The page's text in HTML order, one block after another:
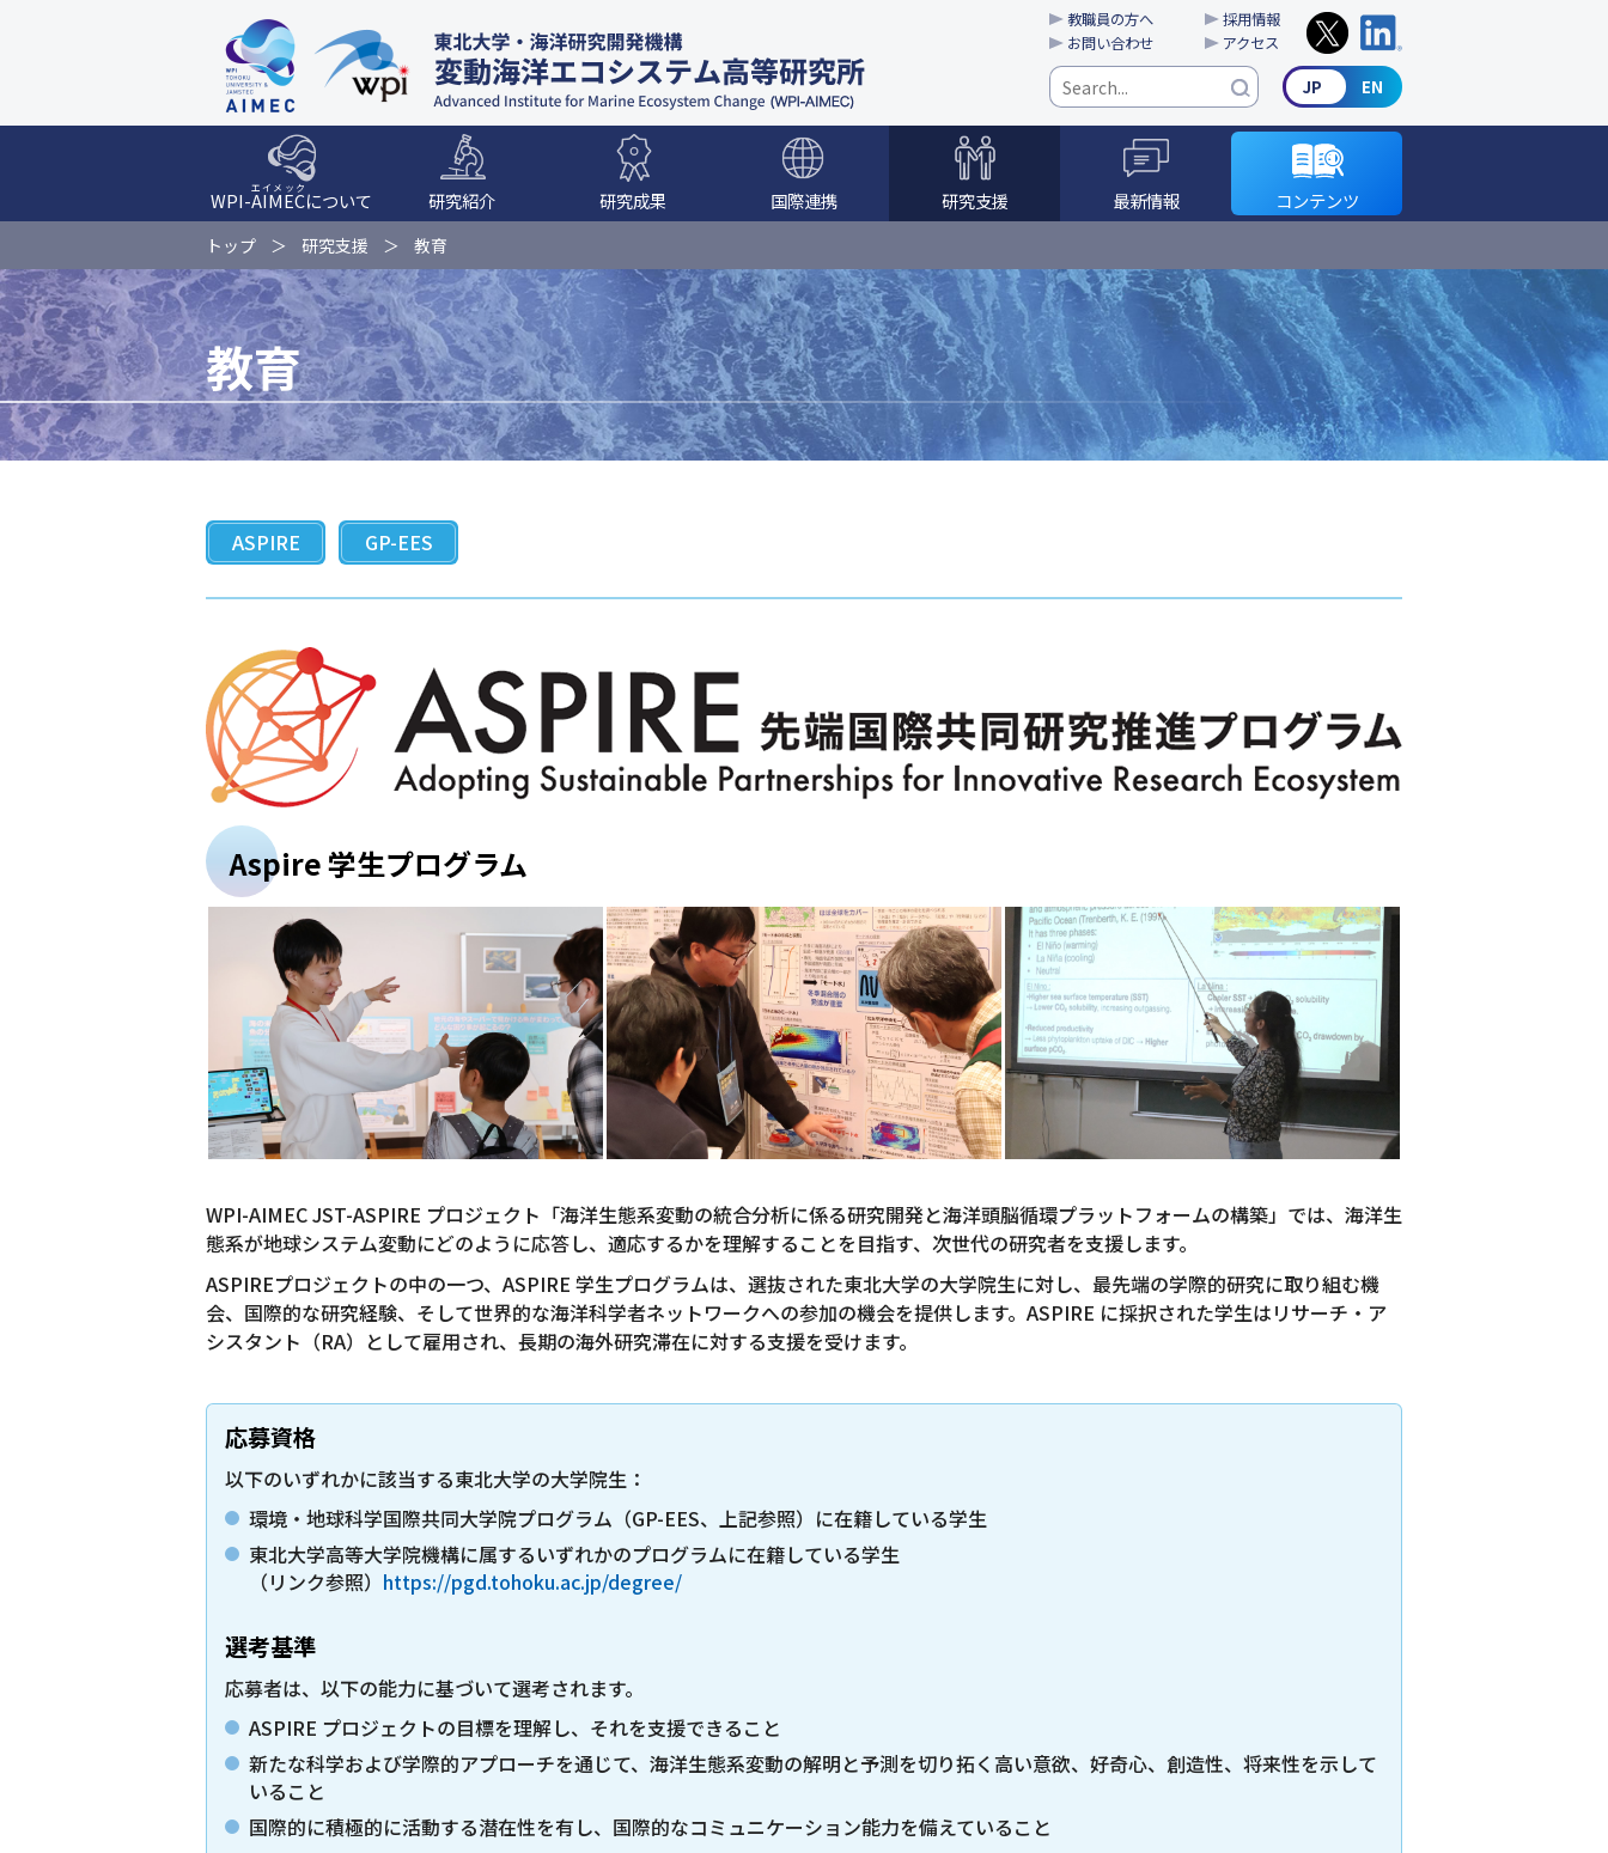
WPI-AIMEC
エイメック
について 研究紹介 研究成果 国際連携 研究支援 最新情報 コンテンツ
教職員の方へ
採用情報
お問い合わせ
アクセス
トップ 研究支援 教育
教育
ASPIRE GP-EES
Aspire 学生プログラム
WPI-AIMEC JST-ASPIRE プロジェクト「海洋生態系変動の統合分析に係る研究開発と海洋頭脳循環プラットフォームの構築」では、海洋生
態系が地球システム変動にどのように応答し、適応するかを理解することを目指す、次世代の研究者を支援します。
ASPIREプロジェクトの中の一つ、ASPIRE 学生プログラムは、選抜された東北大学の大学院生に対し、最先端の学際的研究に取り組む機
会、国際的な研究経験、そして世界的な海洋科学者ネットワークへの参加の機会を提供します。ASPIRE に採択された学生はリサーチ・ア
シスタント（RA）として雇用され、長期の海外研究滞在に対する支援を受けます。
応募資格
以下のいずれかに該当する東北大学の大学院生：
環境・地球科学国際共同大学院プログラム（GP-EES、上記参照）に在籍している学生
東北大学高等大学院機構に属するいずれかのプログラムに在籍している学生
（リンク参照） https://pgd.tohoku.ac.jp/degree/
選考基準
応募者は、以下の能力に基づいて選考されます。
ASPIRE プロジェクトの目標を理解し、それを支援できること
新たな科学および学際的アプローチを通じて、海洋生態系変動の解明と予測を切り拓く高い意欲、好奇心、創造性、将来性を示して
いること
国際的に積極的に活動する潜在性を有し、国際的なコミュニケーション能力を備えていること